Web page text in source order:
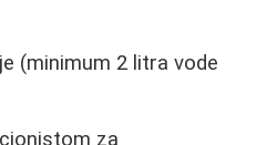
(minimum 2 litra vode
za